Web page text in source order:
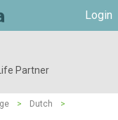
Login
Partner
> Dutch
>